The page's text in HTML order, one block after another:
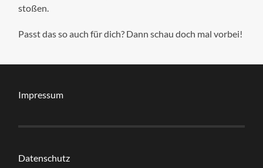
stoßen.
Passt das so auch für dich? Dann schau doch mal vorbei!
Impressum
Datenschutz